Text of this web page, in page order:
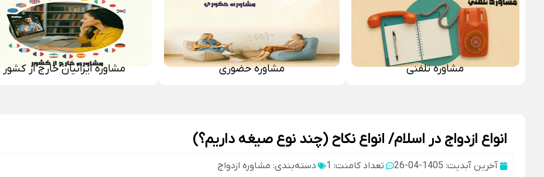
مشاوره تلفنی مشاوره حضوری مشاوره ایرانیان خارج از کشور
انواع ازدواج در اسلام/ انواع نکاح (چند نوع صیغه داریم؟)
آخرین آبدیت: 1405-04-26 تعداد کامنت: 1 دسته‌بندی: مشاوره ازدواج